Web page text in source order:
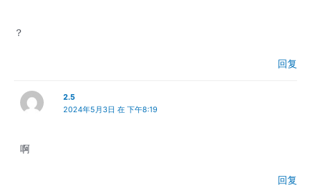
？
回复
2.5
2024年5月3日 在 下午8:19
啊
回复